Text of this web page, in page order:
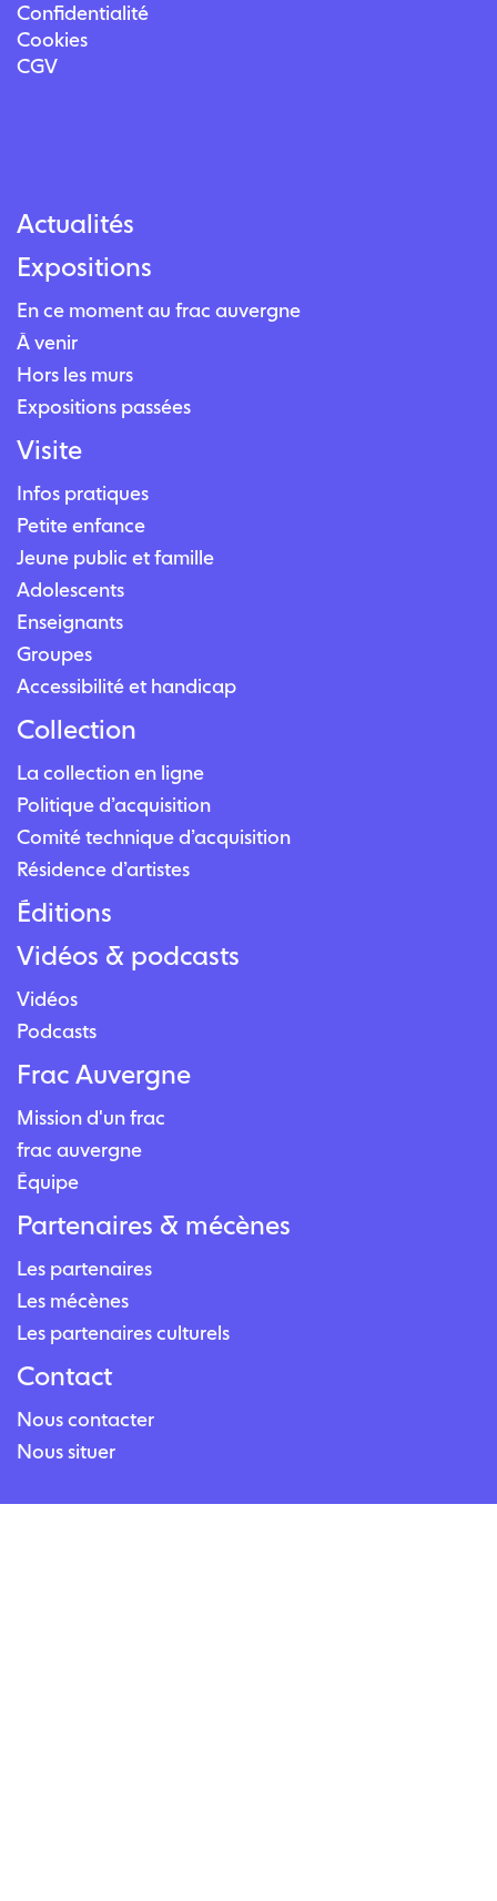
Confidentialité
Cookies
CGV
Actualités
Expositions
En ce moment au frac auvergne
À venir
Hors les murs
Expositions passées
Visite
Infos pratiques
Petite enfance
Jeune public et famille
Adolescents
Enseignants
Groupes
Accessibilité et handicap
Collection
La collection en ligne
Politique d’acquisition
Comité technique d’acquisition
Résidence d’artistes
Éditions
Vidéos & podcasts
Vidéos
Podcasts
Frac Auvergne
Mission d'un frac
frac auvergne
Équipe
Partenaires & mécènes
Les partenaires
Les mécènes
Les partenaires culturels
Contact
Nous contacter
Nous situer